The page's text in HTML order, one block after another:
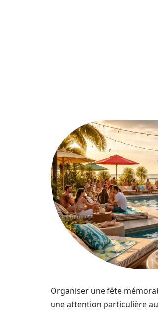
Organiser une fête
une attention particulière